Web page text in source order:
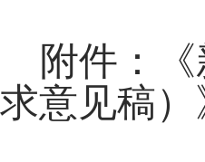
附件：《
求意见稿）